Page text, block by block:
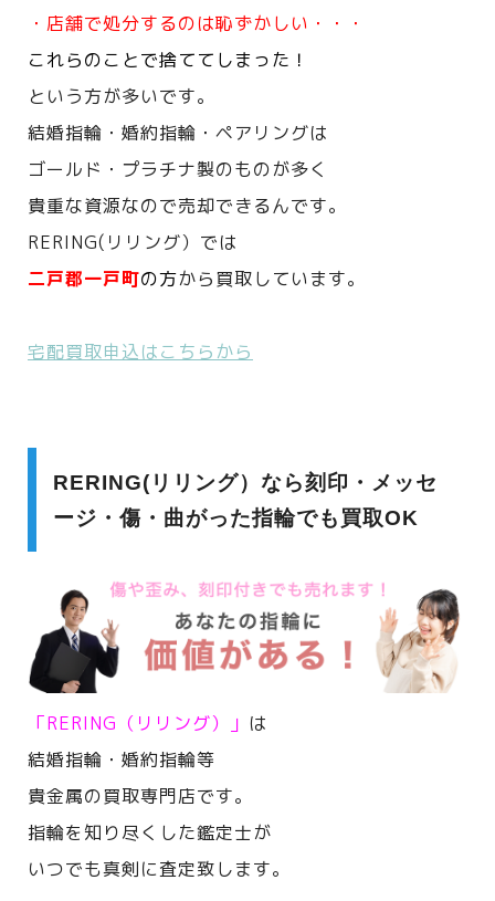
・店舗で処分するのは恥ずかしい・・・
これらのことで捨ててしまった！
という方が多いです。
結婚指輪・婚約指輪・ペアリングは
ゴールド・プラチナ製のものが多く
貴重な資源なので売却できるんです。
RERING(リリング）では
二戸郡一戸町の方から買取しています。
宅配買取申込はこちらから
RERING(リリング）なら刻印・メッセ
ージ・傷・曲がった指輪でも買取OK
「RERING（リリング）」 は
結婚指輪・婚約指輪等
貴金属の買取専門店です。
指輪を知り尽くした鑑定士が
いつでも真剣に査定致します。